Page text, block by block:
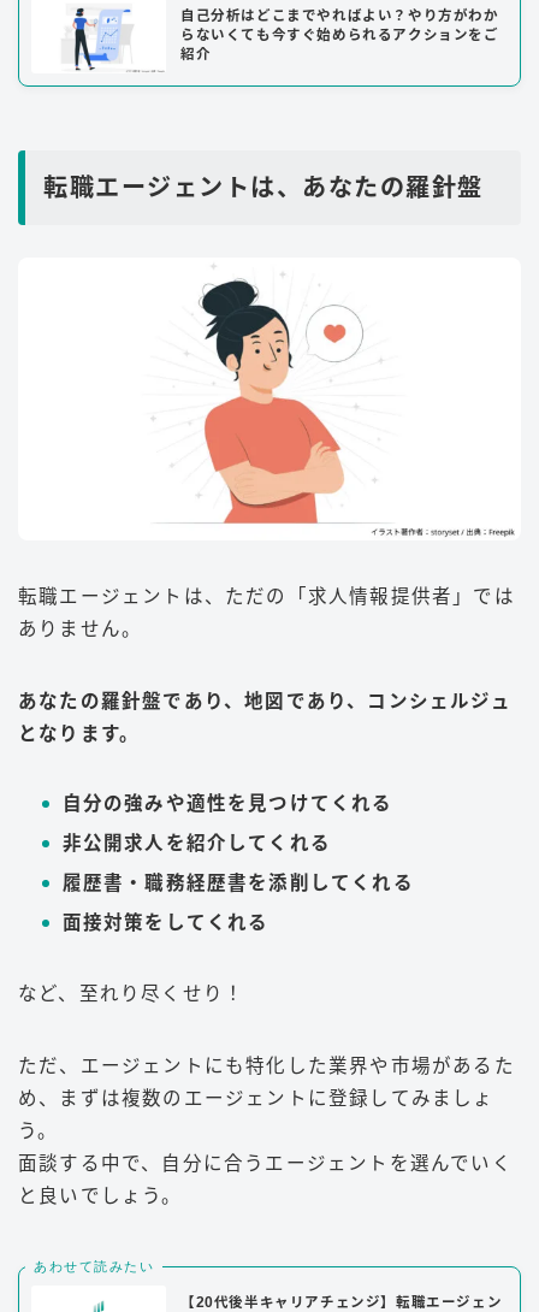
自己分析はどこまでやればよい？やり方がわか
らないくても今すぐ始められるアクションをご
紹介
転職エージェントは、あなたの羅針盤
転職エージェントは、ただの「求人情報提供者」では
ありません。
あなたの羅針盤であり、地図であり、コンシェルジュ
となります。
自分の強みや適性を見つけてくれる
非公開求人を紹介してくれる
履歴書・職務経歴書を添削してくれる
面接対策をしてくれる
など、至れり尽くせり！
ただ、エージェントにも特化した業界や市場があるた
め、まずは複数のエージェントに登録してみましょ
う。
面談する中で、自分に合うエージェントを選んでいく
と良いでしょう。
あわせて読みたい
【20代後半キャリアチェンジ】転職エージェン